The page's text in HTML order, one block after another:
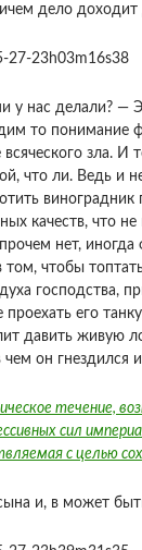
дело
у нас делали? —
то понимание
всяческого зла.
что ли. Ведь и
качеств, что не
нет,
чтобы
господства,
проехать его
давить живую
он гнездился
течение,
сил
с целью
и, в может